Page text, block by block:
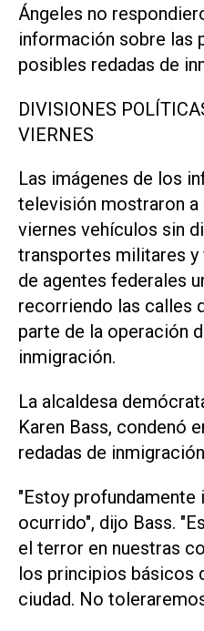
Ángeles no
información sobre las
posibles redadas de
DIVISIONES
VIERNES
Las imágenes de los
televisión mostraron a
viernes vehículos sin
transportes militares y
de agentes federales
recorriendo las calles
parte de la operación
inmigración.
La alcaldesa
Karen Bass, condenó
redadas de
"Estoy profundamente
ocurrido", dijo Bass.
el terror en nuestras
los principios básicos
ciudad. No